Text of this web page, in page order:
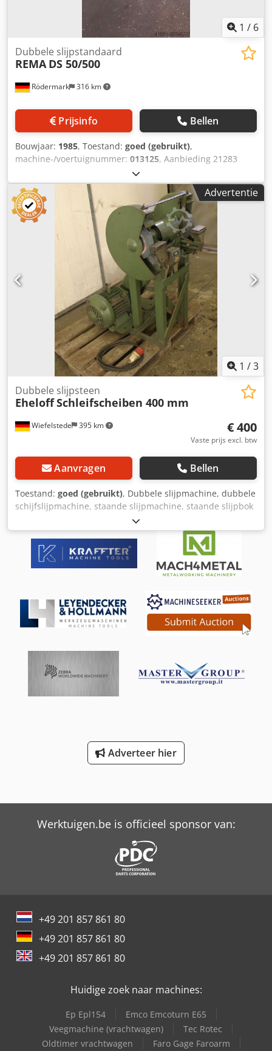
1 / 6
Rödermark 316 km
Dubbele slijpstandaard
REMA DS 50/500
Prijsinfo Bellen
Bouwjaar: 1985, Toestand: goed (gebruikt),
machine-/voertuignummer: 013125, Aanbieding 21283
Technische gegevens: - Diameter slijpschijf ca. 500 mm -
Breedte van de slijpschijf ca. 50 mm - Boring van de
slijpschijf ca. 127 mm - Toerental wiel 950 rpm -
Aandrijving 400 V / 3,3 kW - Werkhoogte ca. 800 mm -
Werkdiepte / beschermingsdiepte instelbaar -
Aansluitingen voor zuigbuis 100 mm - Benodigde ruimte
ca. B 1250 x H 1150 x D 650 mm - Gewicht ca. 350 kg
Chodpfx Asi Daw Tjfija
Advertentie
1 /3
Wiefelstede 395 km
Dubbele slijpsteen
EheloffSchleifscheiben 400 mm
€ 400
Vaste prijs excl. btw
Aanvragen Bellen
Toestand: goed (gebruikt), Dubbele slijpmachine, dubbele
schijfslijpmachine, staande slijpmachine, staande slijpbok
Adverteer hier
Werktuigen.be is officieel sponsor van:
+49 201 857 861 80
+49 201 857 861 80
+49 201 857 861 80
Huidige zoek naar machines:
Ep Epl154
Emco Emcoturn E65
Veegmachine (vrachtwagen)
Tec Rotec
Oldtimer vrachtwagen
Faro Gage Faroarm